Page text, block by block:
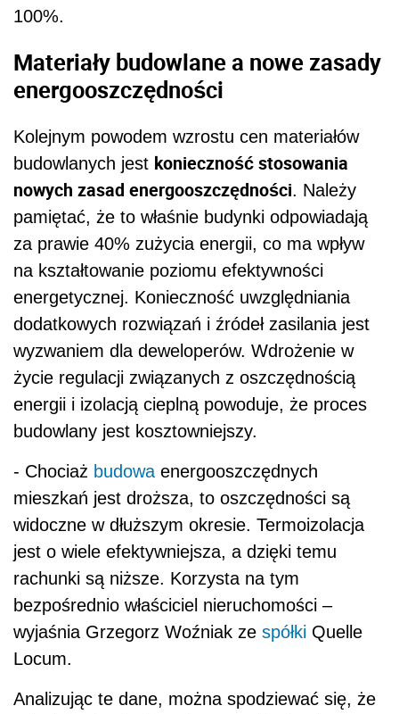
100%.
Materiały budowlane a nowe zasady
energooszczędności
Kolejnym powodem wzrostu cen materiałów
budowlanych jest konieczność stosowania
nowych zasad energooszczędności. Należy
pamiętać, że to właśnie budynki odpowiadają
za prawie 40% zużycia energii, co ma wpływ
na kształtowanie poziomu efektywności
energetycznej. Konieczność uwzględniania
dodatkowych rozwiązań i źródeł zasilania jest
wyzwaniem dla deweloperów. Wdrożenie w
życie regulacji związanych z oszczędnością
energii i izolacją cieplną powoduje, że proces
budowlany jest kosztowniejszy.
- Chociaż budowa energooszczędnych
mieszkań jest droższa, to oszczędności są
widoczne w dłuższym okresie. Termoizolacja
jest o wiele efektywniejsza, a dzięki temu
rachunki są niższe. Korzysta na tym
bezpośrednio właściciel nieruchomości –
wyjaśnia Grzegorz Woźniak ze spółki Quelle
Locum.
Analizując te dane, można spodziewać się, że